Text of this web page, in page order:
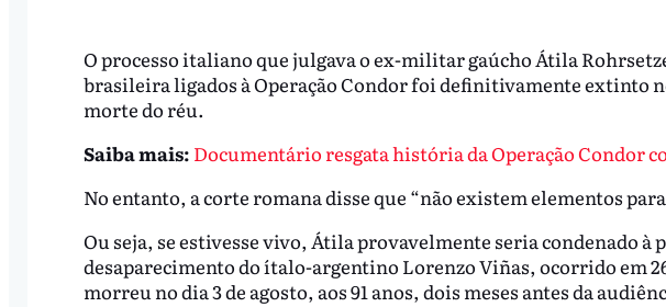
O processo italiano que julgava o ex-militar gaúcho Átila
brasileira ligados à Operação Condor foi definitivamente extinto
morte do réu.
Saiba mais: Documentário resgata história da Operação Condor
No entanto, a corte romana disse que “não existem elementos
Ou seja, se estivesse vivo, Átila provavelmente seria condenado à
desaparecimento do ítalo-argentino Lorenzo Viñas, ocorrido em
morreu no dia 3 de agosto, aos 91 anos, dois meses antes da